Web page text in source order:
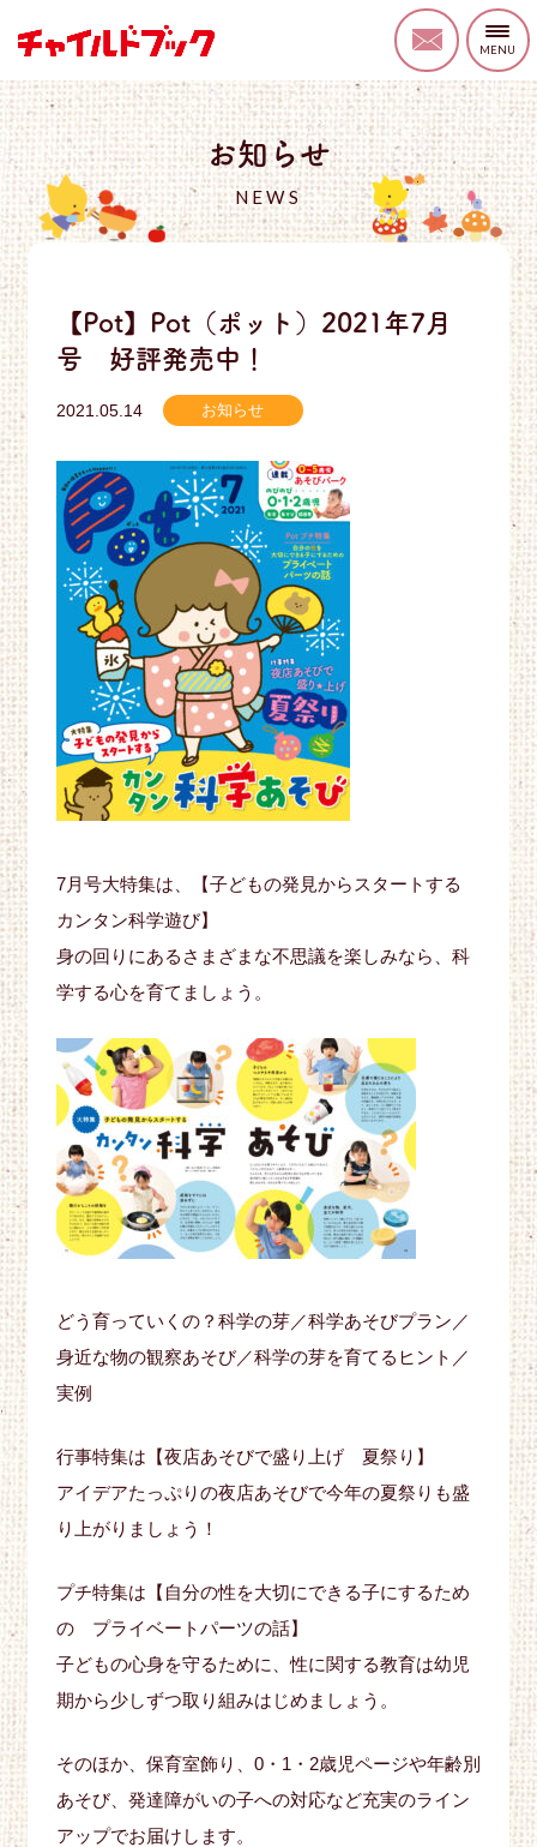
お知らせ
NEWS
【Pot】Pot（ポット）2021年7月
号 好評発売中！
2021.05.14 お知らせ
7月号大特集は、【子どもの発見からスタートする
カンタン科学遊び】
身の回りにあるさまざまな不思議を楽しみなら、科
学する心を育てましょう。
どう育っていくの？科学の芽／科学あそびプラン／
身近な物の観察あそび／科学の芽を育てるヒント／
実例
行事特集は【夜店あそびで盛り上げ 夏祭り】
アイデアたっぷりの夜店あそびで今年の夏祭りも盛
り上がりましょう！
プチ特集は【自分の性を大切にできる子にするため
の プライベートパーツの話】
子どもの心身を守るために、性に関する教育は幼児
期から少しずつ取り組みはじめましょう。
そのほか、保育室飾り、0・1・2歳児ページや年齢別
あそび、発達障がいの子への対応など充実のライン
アップでお届けします。